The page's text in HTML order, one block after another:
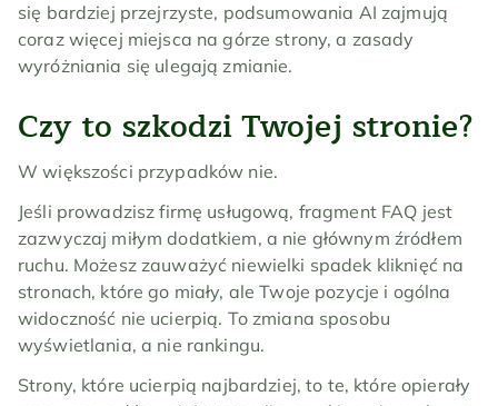
się bardziej przejrzyste, podsumowania AI zajmują
coraz więcej miejsca na górze strony, a zasady
wyróżniania się ulegają zmianie.
Czy to szkodzi Twojej stronie?
W większości przypadków nie.
Jeśli prowadzisz firmę usługową, fragment FAQ jest
zazwyczaj miłym dodatkiem, a nie głównym źródłem
ruchu. Możesz zauważyć niewielki spadek kliknięć na
stronach, które go miały, ale Twoje pozycje i ogólna
widoczność nie ucierpią. To zmiana sposobu
wyświetlania, a nie rankingu.
Strony, które ucierpią najbardziej, to te, które opierały